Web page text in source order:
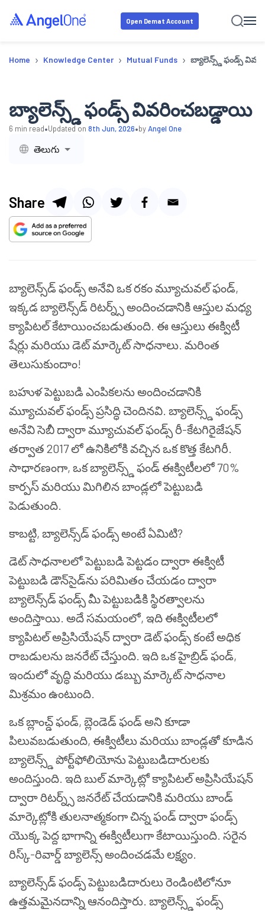
Open Demat Account
Home › Knowledge Center › Mutual Funds › బ్యాలెన్స్డ్ ఫండ్స్
బ్యాలెన్స్డ్ ఫండ్స్ వివరించబడ్డాయి
6 min read•Updated on 8th Jun, 2026•byAngel One
తెలుగు
Share
బ్యాలెన్స్‌డ్ ఫండ్స్ అనేవి ఒక రకం మ్యూచువల్ ఫండ్,
ఇక్కడ బ్యాలెన్స్‌డ్ రిటర్న్స్ అందించడానికి ఆస్తుల మధ్య
క్యాపిటల్ కేటాయించబడుతుంది. ఈ ఆస్తులు ఈక్విటీ
షేర్లు మరియు డెట్ మార్కెట్ సాధనాలు. మరింత
తెలుసుకుందాం!
బహుళ పెట్టుబడి ఎంపికలను అందించడానికి
మ్యూచువల్ ఫండ్స్ ప్రసిద్ధి చెందినవి. బ్యాలెన్స్డ్ ఫండ్స్
అనేవి సెబీ ద్వారా మ్యూచువల్ ఫండ్స్ రీ-కేటగిరైజేషన్
తర్వాత 2017 లో ఉనికిలోకి వచ్చిన ఒక కొత్త కేటగిరీ.
సాధారణంగా, ఒక బ్యాలెన్స్డ్ ఫండ్ ఈక్విటీలలో 70%
కార్పస్ మరియు మిగిలిన బాండ్లలో పెట్టుబడి
పెడుతుంది.
కాబట్టి, బ్యాలెన్స్‌డ్ ఫండ్స్ అంటే ఏమిటి?
డెట్ సాధనాలలో పెట్టుబడి పెట్టడం ద్వారా ఈక్విటీ
పెట్టుబడి డౌన్‌సైడ్‌ను పరిమితం చేయడం ద్వారా
బ్యాలెన్స్‌డ్ ఫండ్స్ మీ పెట్టుబడికి స్థిరత్వాలను
అందిస్తాయి. అదే సమయంలో, ఇది ఈక్విటీలలో
క్యాపిటల్ అప్రిసియేషన్ ద్వారా డెట్ ఫండ్స్ కంటే అధిక
రాబడులను జనరేట్ చేస్తుంది. ఇది ఒక హైబ్రిడ్ ఫండ్,
ఇందులో వృద్ధి మరియు డబ్బు మార్కెట్ సాధనాల
మిశ్రమం ఉంటుంది.
ఒక బ్లాంచ్డ్ ఫండ్, బ్లెండెడ్ ఫండ్ అని కూడా
పిలువబడుతుంది, ఈక్విటీలు మరియు బాండ్లతో కూడిన
బ్యాలెన్స్డ్ పోర్ట్‌ఫోలియోను పెట్టుబడిదారులకు
అందిస్తుంది. ఇది బుల్ మార్కెట్లో క్యాపిటల్ అప్రిసియేషన్
ద్వారా రిటర్న్స్ జనరేట్ చేయడానికి మరియు బాండ్
మార్కెట్లోకి తులనాత్మకంగా చిన్న ఫండ్ ద్వారా ఫండ్స్
యొక్క పెద్ద భాగాన్ని ఈక్విటీలుగా కేటాయిస్తుంది. సరైన
రిస్క్-రివార్డ్ బ్యాలెన్స్ అందించడమే లక్ష్యం.
బ్యాలెన్స్‌డ్ ఫండ్స్ పెట్టుబడిదారులు రెండింటిలోనూ
ఉత్తమమైనదాన్ని ఆనందిస్తారు. బ్యాలెన్స్డ్ ఫండ్స్